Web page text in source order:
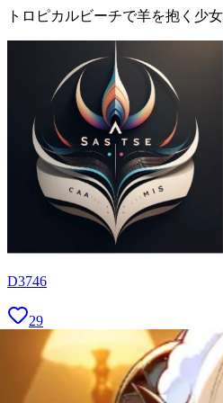
トロピカルビーチで羊を抱く少
D3746
29